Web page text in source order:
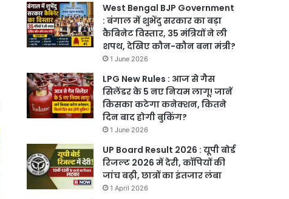
West Bengal BJP Government
: बंगाल में शुभेंदु सरकार का बड़ा
कैबिनेट विस्तार, 35 मंत्रियों ने ली
शपथ, देखिए कौन-कौन बना मंत्री?
1 June 2026
LPG New Rules : आज से गैस
सिलेंडर के 5 नए नियम लागू! जानें
किसका कटेगा कनेक्शन, कितने
दिन बाद होगी बुकिंग?
1 June 2026
UP Board Result 2026 : यूपी बोर्ड
रिजल्ट 2026 में देरी, कॉपियों की
जांच बढ़ी, छात्रों का इंतजार लंबा
1 April 2026